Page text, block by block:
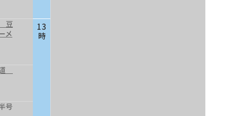
豆
メ
号
13
時